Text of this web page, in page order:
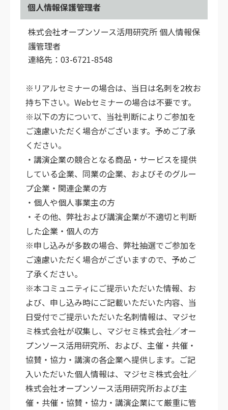
個人情報保護管理者
株式会社オープンソース活用研究所 個人情報保
護管理者
連絡先：03-6721-8548
※リアルセミナーの場合は、当日は名刺を2枚お
持ち下さい。Webセミナーの場合は不要です。
※以下の方について、当社判断によりご参加を
ご遠慮いただく場合がございます。予めご了承
ください。
・講演企業の競合となる商品・サービスを提供
している企業、同業の企業、およびそのグルー
プ企業・関連企業の方
・個人や個人事業主の方
・その他、弊社および講演企業が不適切と判断
した企業・個人の方
※申し込みが多数の場合、弊社抽選でご参加を
ご遠慮いただく場合がございますので、予めご
了承ください。
※本コミュニティにご提示いただいた情報、お
よび、申し込み時にご記載いただいた内容、当
日受付でご提示いただいた名刺情報は、マジセ
ミ株式会社が収集し、マジセミ株式会社／オー
プンソース活用研究所、および、主催・共催・
協賛・協力・講演の各企業へ提供します。ご記
入いただいた個人情報は、マジセミ株式会社／
株式会社オープンソース活用研究所および主
催・共催・協賛・協力・講演企業にて厳重に管